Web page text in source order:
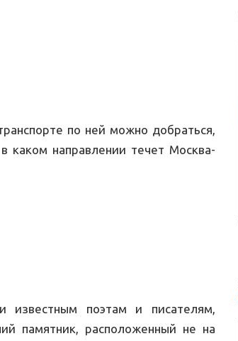
по ней можно добраться,
каком направлении течет Москва-
известным поэтам и писателям,
памятник, расположенный не на